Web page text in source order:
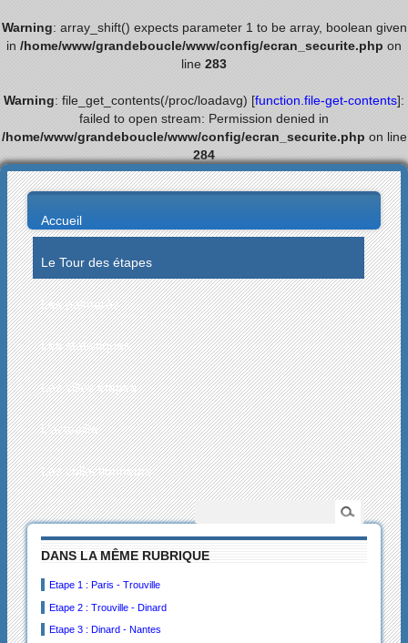
Warning: array_shift() expects parameter 1 to be array, boolean given
in /home/www/grandeboucle/www/config/ecran_securite.php on
line 283
Warning: file_get_contents(/proc/loadavg) [function.file-get-contents]:
failed to open stream: Permission denied in
/home/www/grandeboucle/www/config/ecran_securite.php on line
284
Accueil
Le Tour des étapes
Les palmarès
Les statistiques
Les villes étapes
L’actualité
Les collectionneurs
DANS LA MÊME RUBRIQUE
Etape 1 : Paris - Trouville
Etape 2 : Trouville - Dinard
Etape 3 : Dinard - Nantes